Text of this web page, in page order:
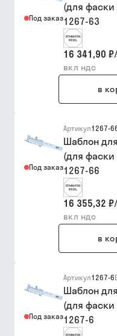
Под заказ
(для фаски
1267-63
16 341,90 ₽/
вкл ндс
в
Под заказ
Артикул1267-
Шаблон
(для фаски
1267-66
16 355,32 ₽/
вкл ндс
в
Под заказ
Артикул1267-6
Шаблон
(для фаски
1267-6